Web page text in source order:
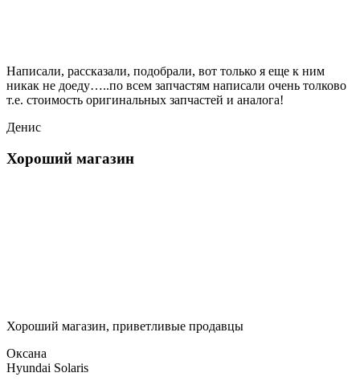
Написали, рассказали, подобрали, вот только я еще к ним
никак не доеду…..по всем запчастям написали очень толково
т.е. стоимость оригинальных запчастей и аналога!
Денис
Хороший магазин
Хороший магазин, приветливые продавцы
Оксана
Hyundai Solaris